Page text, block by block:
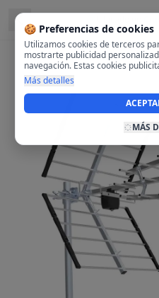
🍪 Preferencias de cookies
Utilizamos cookies de terceros
mostrarte publicidad
navegación. Estas cookies
analizar tu navegación en nuestra
mostrarte anuncios relevantes
de cookies para fines
tus datos de navegación,
Más detalles
MÁS